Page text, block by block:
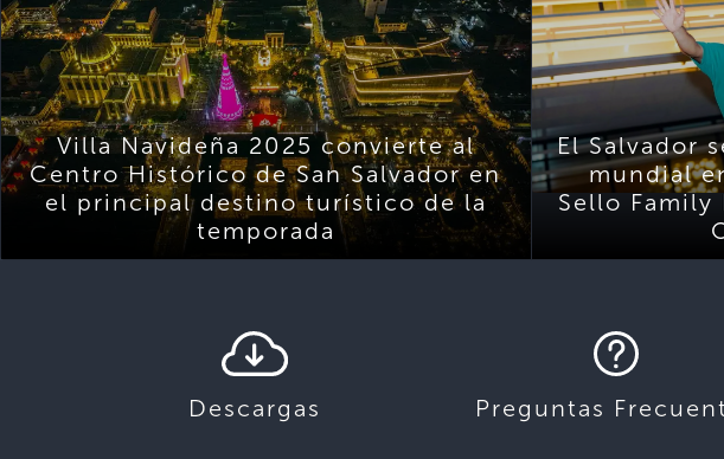
Villa Navideña 2025 convierte al
Centro Histórico de San Salvador en
el principal destino turístico de la
temporada
El Salvador
mundial
Sello Family
Descargas Preguntas